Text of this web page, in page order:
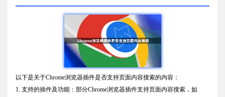
以下是关于Chrome浏览器插件是否支持页面内容搜索的内容：
1. 支持的插件及功能：部分Chrome浏览器插件支持页面内容搜索，如